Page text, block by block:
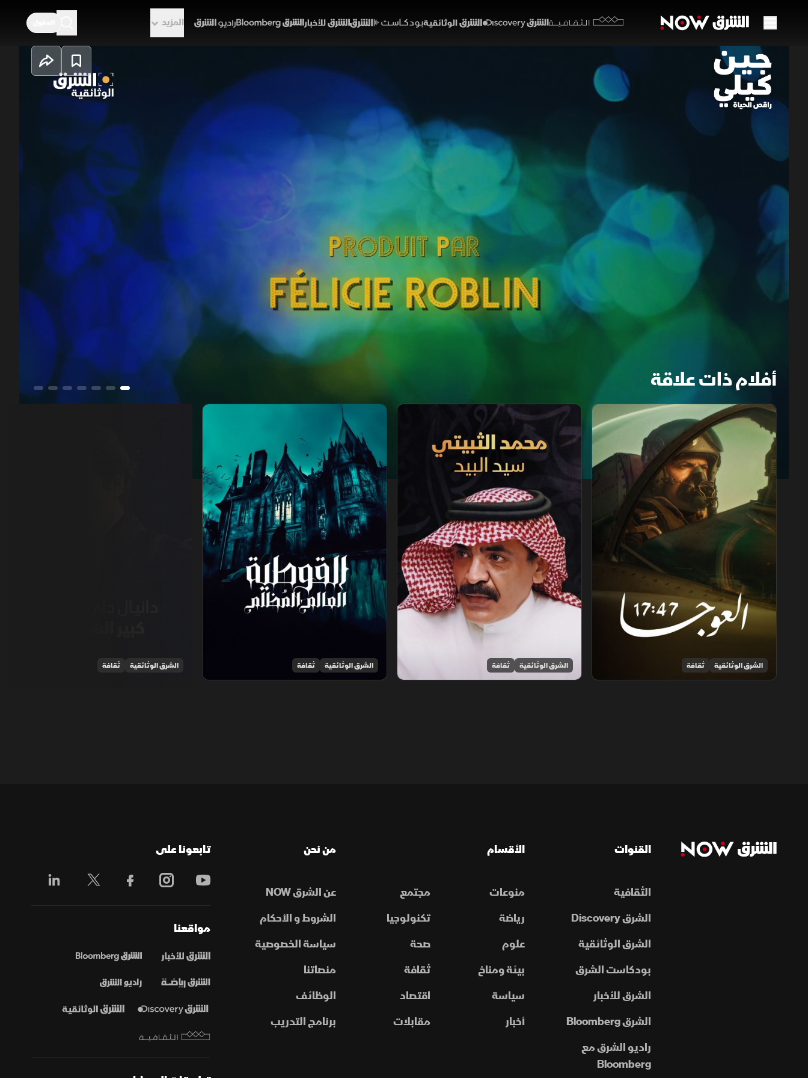
المزيد
1x auto
من شوارع بيتسبرغ المتواضعة إلى أضواء هوليوود الساطعة، يروي هذا الفيلم قصة صعود الفنان الاستثنائي
جين كيلي، الذي حول شغفه بالرقص إلى لغة عالمية أسرت الملايين. نتتبع رحلته الحافلة بالتحديات والطموح،
وكيف أعاد ابتكار فن الاستعراض في السينما بفضل موهبته ورؤيته المبتكرة، مقدما أعمالا خالدة صنعت
أفلام ذات علاقة
العوجا
الشرق الوثائقية ثقافة
محمد الثبيتي.. سيد البيد
الشرق الوثائقية ثقافة
القوطية.. العالم المظلم
الشرق الوثائقية ثقافة الشرق الوثائقية ثقافة
القنوات
الثقافية
الشرق Discovery
الشرق الوثائقية
بودكاست الشرق
الشرق للأخبار
الشرق Bloomberg
راديو الشرق مع
Bloomberg
الأقسام
منوعات
مجتمع
رياضة
تكنولوجيا
علوم
صحة
بيئة ومناخ
ثقافة
سياسة
اقتصاد
أخبار
مقابلات
من نحن
عن الشرق NOW
الشروط و الأحكام
سياسة الخصوصية
منصاتنا
الوظائف
برنامج التدريب
تابعونا على
مواقعنا